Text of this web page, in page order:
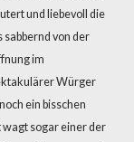
und liebevoll die
sabbernd von der
im
Würger
ein bisschen
sogar einer der